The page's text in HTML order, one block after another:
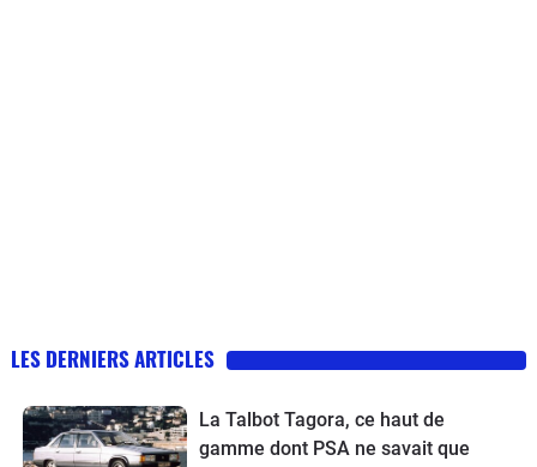
LES DERNIERS ARTICLES
La Talbot Tagora, ce haut de
gamme dont PSA ne savait que